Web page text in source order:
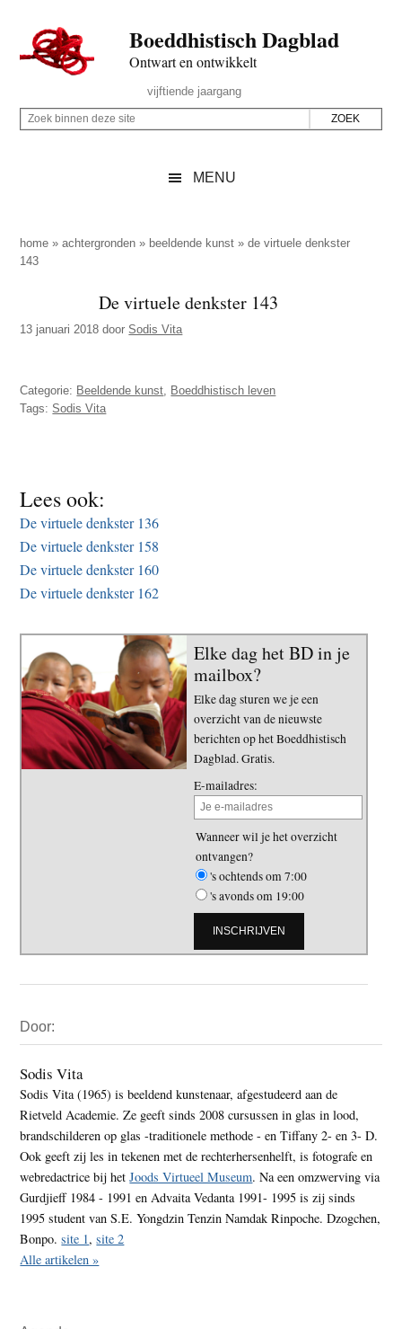
naar
de
inhoud
secondary
naar
de
sidebar
naar
de
Boeddhistisch Dagblad
Ontwart en ontwikkelt
Rechts
vijftiende jaargang
Z
p
d
z
i
t
Z
i
n
n
z
t
e
MENU
home »achtergronden » beeldende kunst »de virtuele denkster
143
De virtuele denkster 143
13 januari 2018 doorSodis Vita
Categorie: Beeldende kunst Boeddhistisch leven
Tags:Sodis Vita
Lees ook:
De virtuele denkster 136
De virtuele denkster 158
De virtuele denkster 160
De virtuele denkster 162
Elke dag het BD in je
mailbox?
Elke dag sturen we je een
overzicht van de nieuwste
berichten op het Boeddhistisch
Dagblad. Gratis.
E-mailadres:
Wanneer wil je het overzicht
ontvangen?
's ochtends om 7:00
's avonds om 19:00
Sidebar
Door:
Sodis Vita
Sodis Vita (1965) is beeldend kunstenaar, afgestudeerd aan de
Rietveld Academie. Ze geeft sinds 2008 cursussen in glas in lood,
brandschilderen op glas -traditionele methode - en Tiffany 2- en 3- D.
Ook geeft zij les in tekenen met de rechterhersenhelft, is fotografe en
webredactrice bij hetJoods Virtueel Museum. Na een omzwerving via
Gurdjieff 1984 - 1991 en Advaita Vedanta 1991- 1995 is zij sinds
1995 student van S.E. Yongdzin Tenzin Namdak Rinpoche. Dzogchen,
Bonpo.site 1,site 2
Alle artikelen »